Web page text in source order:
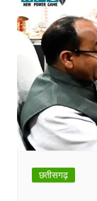
छतीसगढ़